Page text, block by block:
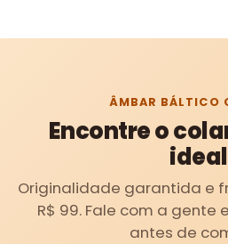
ÂMBAR BÁLTICO
Encontre o
ideal
Originalidade garantida e
R$ 99. Fale com a gente
antes de